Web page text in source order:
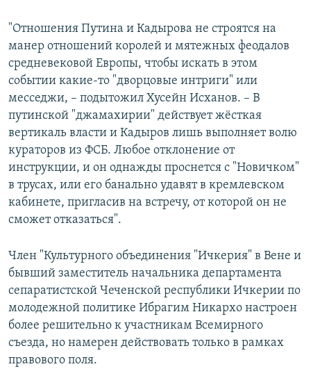
"Отношения Путина и Кадырова не строятся на
манер отношений королей и мятежных феодалов
средневековой Европы, чтобы искать в этом
событии какие-то "дворцовые интриги" или
месседжи, – подытожил Хусейн Исханов. – В
путинской "джамахирии" действует жёсткая
вертикаль власти и Кадыров лишь выполняет волю
кураторов из ФСБ. Любое отклонение от
инструкции, и он однажды проснется с "Новичком"
в трусах, или его банально удавят в кремлевском
кабинете, пригласив на встречу, от которой он не
сможет отказаться".
Член "Культурного объединения "Ичкерия" в Вене и
бывший заместитель начальника департамента
сепаратистской Чеченской республики Ичкерии по
молодежной политике Ибрагим Никархо настроен
более решительно к участникам Всемирного
съезда, но намерен действовать только в рамках
правового поля.